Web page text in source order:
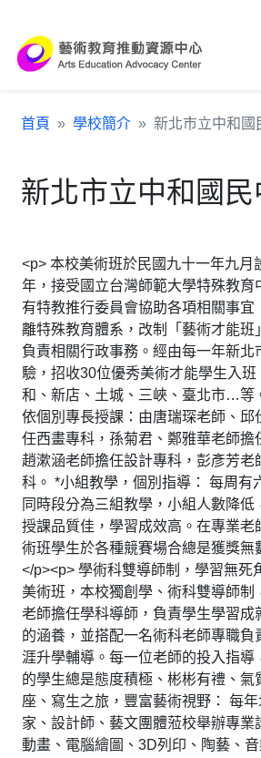
首頁 學校簡介 新北市立中和國
新北市立中和國民
<p> 本校美術班於民國九十一年九月
年，接受國立台灣師範大學特殊教育
有特教推行委員會協助各項相關事宜
離特殊教育體系，改制「藝術才能班
負責相關行政事務。經由每一年新北
驗，招收30位優秀美術才能學生入
和、新店、土城、三峽、臺北市…等
依個別專長授課：由唐瑞琛老師、邱
任西畫專科，孫菊君、鄭雅華老師擔
趙漱涵老師擔任設計專科，彭彥芳老
科。 *小組教學，個別指導： 每周有
同時段分為三組教學，小組人數降低
授課品質佳，學習成效高。在專業老
術班學生於各種競賽場合總是獲獎無
</p><p> 學術科雙導師制，學習無死
美術班，本校獨創學、術科雙導師制
老師擔任學科導師，負責學生學習成
的涵養，並搭配一名術科老師專職負
涯升學輔導。每一位老師的投入指導
的學生總是態度積極、彬彬有禮、氣
座、寫生之旅，豐富藝術視野： 每
家、設計師、藝文團體蒞校舉辦專業
動畫、電腦繪圖、3D列印、陶藝、